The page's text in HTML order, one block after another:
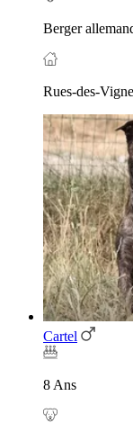
Berger
Rues-des-
Cartel
8 Ans